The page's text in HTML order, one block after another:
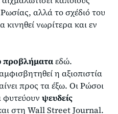
αλλά το σχέδιό του
νωρίτερα και εν
προβλήματαεδώ.
η αξιοπιστία
προς τα έξω. Οι Ρώσοι
φυτεύουν ψευδείς
στη Wall Street Journal.